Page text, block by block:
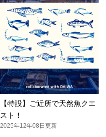
【特設】ご近所で天然魚クエ
スト！
2025年12年08日更新